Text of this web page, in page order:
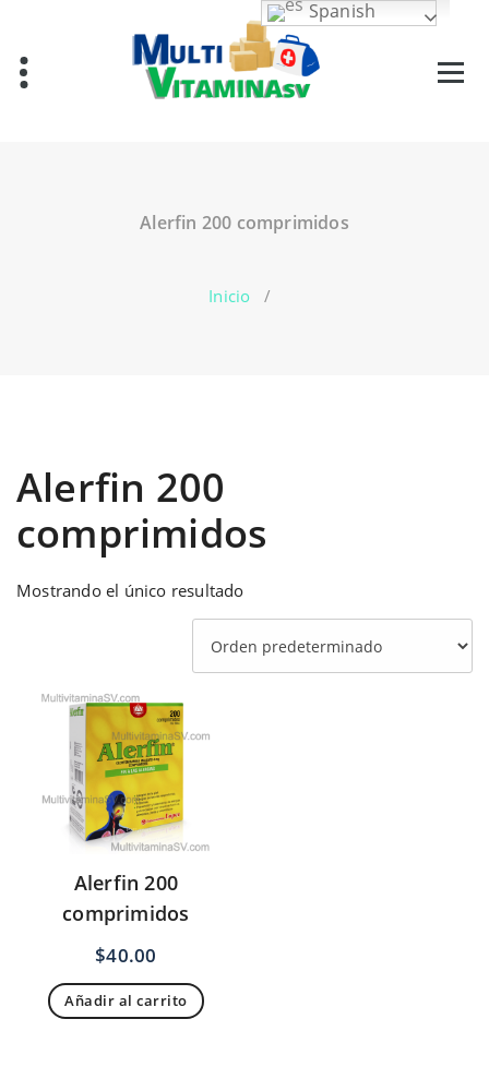
contenido
Alerfin 200 comprimidos
Inicio /
Alerfin 200
comprimidos
Mostrando el único resultado
Alerfin 200
comprimidos
$40.00
Añadir al carrito
Spanish